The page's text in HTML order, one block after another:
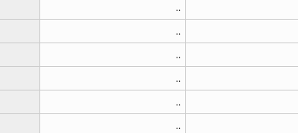
..
..
..
..
..
..